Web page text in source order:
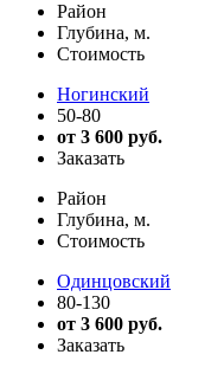
Район
Глубина, м.
Стоимость
Ногинский
50-80
от 3 600 руб.
Заказать
Район
Глубина, м.
Стоимость
Одинцовский
80-130
от 3 600 руб.
Заказать